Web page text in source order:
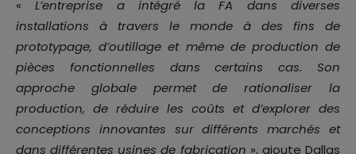
«L’entreprise a intégré la FA dans diverses
installations à travers le monde à des fins de
prototypage, d’outillage et même de production de
pièces fonctionnelles dans certains cas. Son
approche globale permet de rationaliser la
production, de réduire les coûts et d’explorer des
conceptions innovantes sur différents marchés et
dans différentes usines de fabrication », ajoute Dallas